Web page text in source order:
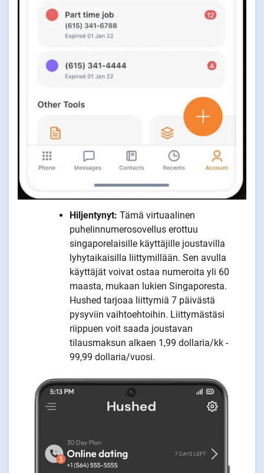
Hiljentynyt: Tämä virtuaalinen
puhelinnumerosovellus erottuu
singaporelaisille käyttäjille joustavilla
lyhytaikaisilla liittymillään. Sen avulla
käyttäjät voivat ostaa numeroita yli 60
maasta, mukaan lukien Singaporesta.
Hushed tarjoaa liittymiä 7 päivästä
pysyviin vaihtoehtoihin. Liittymästäsi
riippuen voit saada joustavan
tilausmaksun alkaen 1,99 dollaria/kk -
99,99 dollaria/vuosi.